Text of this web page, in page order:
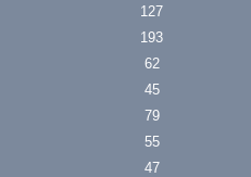
127
193
62
45
79
55
47